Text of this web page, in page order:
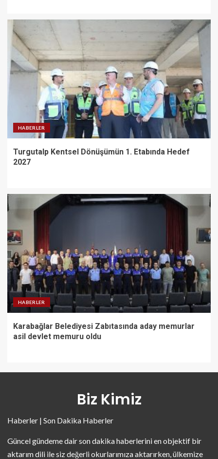
HABERLER
Turgutalp Kentsel Dönüşümün 1. Etabında Hedef
2027
HABERLER
Karabağlar Belediyesi Zabıtasında aday memurlar
asil devlet memuru oldu
Biz Kimiz
Haberler | Son Dakika Haberler
Güncel gündeme dair son dakika haberlerini en objektif bir
aktarım dili ile siz değerli okurlarımıza aktarırken, ülkemize